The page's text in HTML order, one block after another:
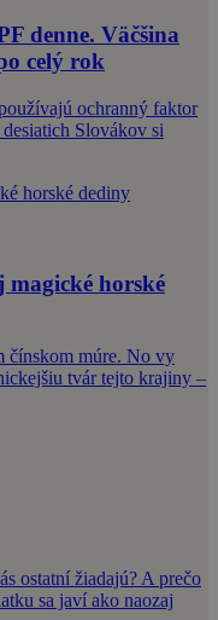
denne. Väčšina
celý rok
ochranný faktor
Slovákov si
magické horské
čínskom múre. No vy
tvár tejto krajiny –
ostatní žiadajú? A prečo
sa javí ako naozaj